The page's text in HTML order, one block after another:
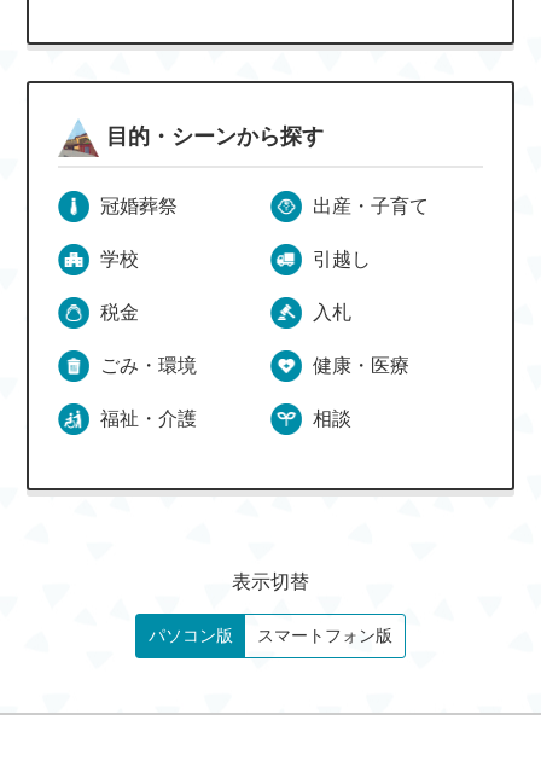
目的・シーンから探す
冠婚葬祭 出産・子育て
学校 引越し
税金 入札
ごみ・環境 健康・医療
福祉・介護 相談
表示切替
パソコン版 スマートフォン版